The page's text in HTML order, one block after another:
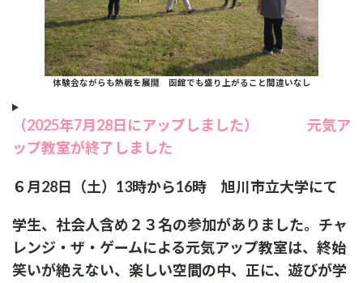
体験会ながらも熱戦を展開 函館でも盛り上がること間違いなし
（2025年7月28日にアップしました）
元気ア
ップ教室が終了しました
６月28日（土）13時から16時 旭川市立大学にて
学生、社会人含め２３名の参加がありました。チャ
レンジ・ザ・ゲームによる元気アップ教室は、終始
笑いが絶えない、楽しい空間の中、正に、遊びが学